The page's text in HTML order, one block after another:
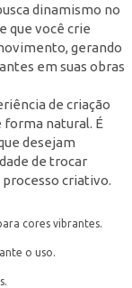
dinamismo no
que você crie
gerando
em suas obras
de criação
forma natural. É
desejam
de trocar
criativo.
cores vibrantes.
o uso.